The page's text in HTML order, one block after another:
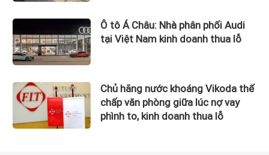
Ô tô Á Châu: Nhà phân phối Audi
tại Việt Nam kinh doanh thua lỗ
Chủ hãng nước khoáng Vikoda thế
chấp văn phòng giữa lúc nợ vay
phình to, kinh doanh thua lỗ